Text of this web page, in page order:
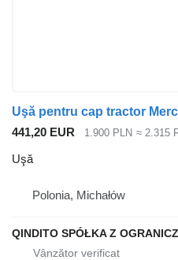
Uşă pentru cap tractor
441,20 EUR
1.900 PLN ≈ 2.315
Uşă
Polonia, Michałów